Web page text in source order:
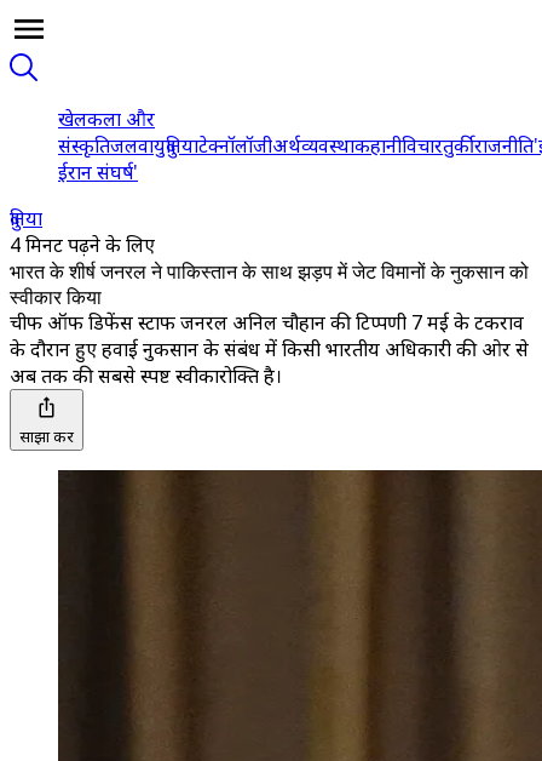
खेलकला और
संस्कृतिजलवायुदुनियाटेक्नॉलॉजीअर्थव्यवस्थाकहानीविचारतुर्कीराजनीति
ईरान संघर्ष'
दुनिया
4 मिनट पढ़ने के लिए
भारत के शीर्ष जनरल ने पाकिस्तान के साथ झड़प में जेट विमानों के नुकसान को
स्वीकार किया
चीफ ऑफ डिफेंस स्टाफ जनरल अनिल चौहान की टिप्पणी 7 मई के टकराव
के दौरान हुए हवाई नुकसान के संबंध में किसी भारतीय अधिकारी की ओर से
अब तक की सबसे स्पष्ट स्वीकारोक्ति है।
साझा करें